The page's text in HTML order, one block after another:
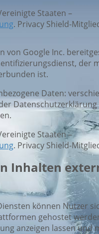
Staaten –
. Privacy Shield-
von Google Inc.
der
ist.
Daten:
Datenschutzerklärung
Staaten –
. Privacy Shield-
Inhalten
können Nutzer
gehostet
anzeigen lassen und